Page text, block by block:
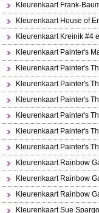
Kleurenkaart Frank-
Kleurenkaart House of
Kleurenkaart Kreinik #4
Kleurenkaart Painter's
Kleurenkaart Painter's
Kleurenkaart Painter's
Kleurenkaart Painter's
Kleurenkaart Painter's
Kleurenkaart Painter's
Kleurenkaart Painter's
Kleurenkaart Rainbow
Kleurenkaart Rainbow
Kleurenkaart Rainbow
Kleurenkaart Sue